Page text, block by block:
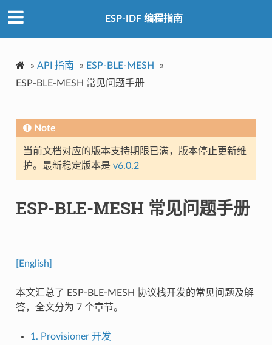
ESP-IDF 编程指南
» API 指南 » ESP-BLE-MESH
»
ESP-BLE-MESH 常见问题手册
Note
当前文档对应的版本支持期限已满，版本停止更新维
护。最新稳定版本是 v6.0.2
ESP-BLE-MESH 常见问题手册
[English]
本文汇总了 ESP-BLE-MESH 协议栈开发的常见问题及解
答，全文分为 7 个章节。
1. Provisioner 开发